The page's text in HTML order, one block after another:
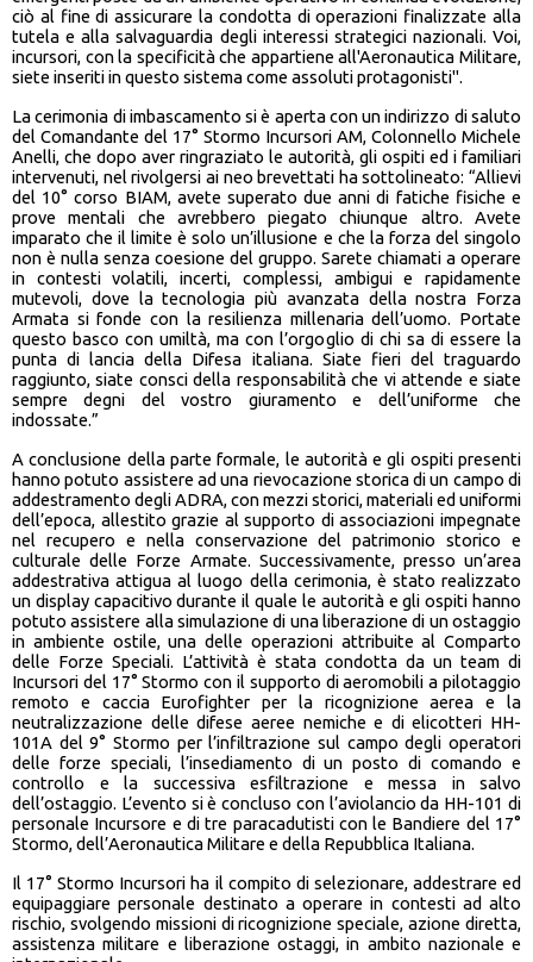
ciò al fine di assicurare la condotta di operazioni finalizzate alla
tutela e alla salvaguardia degli interessi strategici nazionali. Voi,
incursori, con la specificità che appartiene all'Aeronautica Militare,
siete inseriti in questo sistema come assoluti protagonisti".
La cerimonia di imbascamento si è aperta con un indirizzo di saluto
del Comandante del 17° Stormo Incursori AM, Colonnello Michele
Anelli, che dopo aver ringraziato le autorità, gli ospiti ed i familiari
intervenuti, nel rivolgersi ai neo brevettati ha sottolineato: “Allievi
del 10° corso BIAM, avete superato due anni di fatiche fisiche e
prove mentali che avrebbero piegato chiunque altro. Avete
imparato che il limite è solo un’illusione e che la forza del singolo
non è nulla senza coesione del gruppo. Sarete chiamati a operare
in contesti volatili, incerti, complessi, ambigui e rapidamente
mutevoli, dove la tecnologia più avanzata della nostra Forza
Armata si fonde con la resilienza millenaria dell’uomo. Portate
questo basco con umiltà, ma con l’orgoglio di chi sa di essere la
punta di lancia della Difesa italiana. Siate fieri del traguardo
raggiunto, siate consci della responsabilità che vi attende e siate
sempre degni del vostro giuramento e dell’uniforme che
indossate.”
A conclusione della parte formale, le autorità e gli ospiti presenti
hanno potuto assistere ad una rievocazione storica di un campo di
addestramento degli ADRA, con mezzi storici, materiali ed uniformi
dell’epoca, allestito grazie al supporto di associazioni impegnate
nel recupero e nella conservazione del patrimonio storico e
culturale delle Forze Armate. Successivamente, presso un’area
addestrativa attigua al luogo della cerimonia, è stato realizzato
un display capacitivo durante il quale le autorità e gli ospiti hanno
potuto assistere alla simulazione di una liberazione di un ostaggio
in ambiente ostile, una delle operazioni attribuite al Comparto
delle Forze Speciali. L’attività è stata condotta da un team di
Incursori del 17° Stormo con il supporto di aeromobili a pilotaggio
remoto e caccia Eurofighter per la ricognizione aerea e la
neutralizzazione delle difese aeree nemiche e di elicotteri HH-
101A del 9° Stormo per l’infiltrazione sul campo degli operatori
delle forze speciali, l’insediamento di un posto di comando e
controllo e la successiva esfiltrazione e messa in salvo
dell’ostaggio. L’evento si è concluso con l’aviolancio da HH-101 di
personale Incursore e di tre paracadutisti con le Bandiere del 17°
Stormo, dell’Aeronautica Militare e della Repubblica Italiana.
Il 17° Stormo Incursori ha il compito di selezionare, addestrare ed
equipaggiare personale destinato a operare in contesti ad alto
rischio, svolgendo missioni di ricognizione speciale, azione diretta,
assistenza militare e liberazione ostaggi, in ambito nazionale e